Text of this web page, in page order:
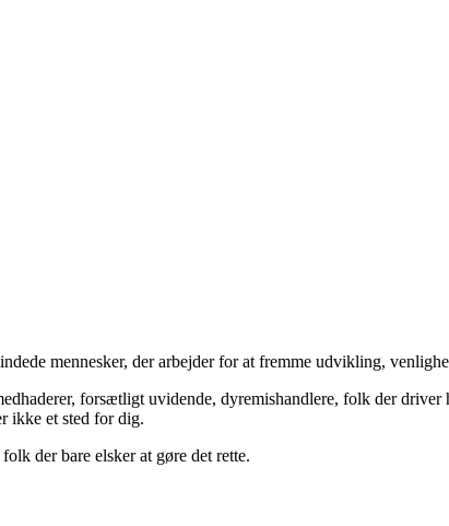
mennesker, der arbejder for at fremme udvikling,
forsætligt uvidende, dyremishandlere, folk der
ikke et sted for dig.
der bare elsker at gøre det rette.